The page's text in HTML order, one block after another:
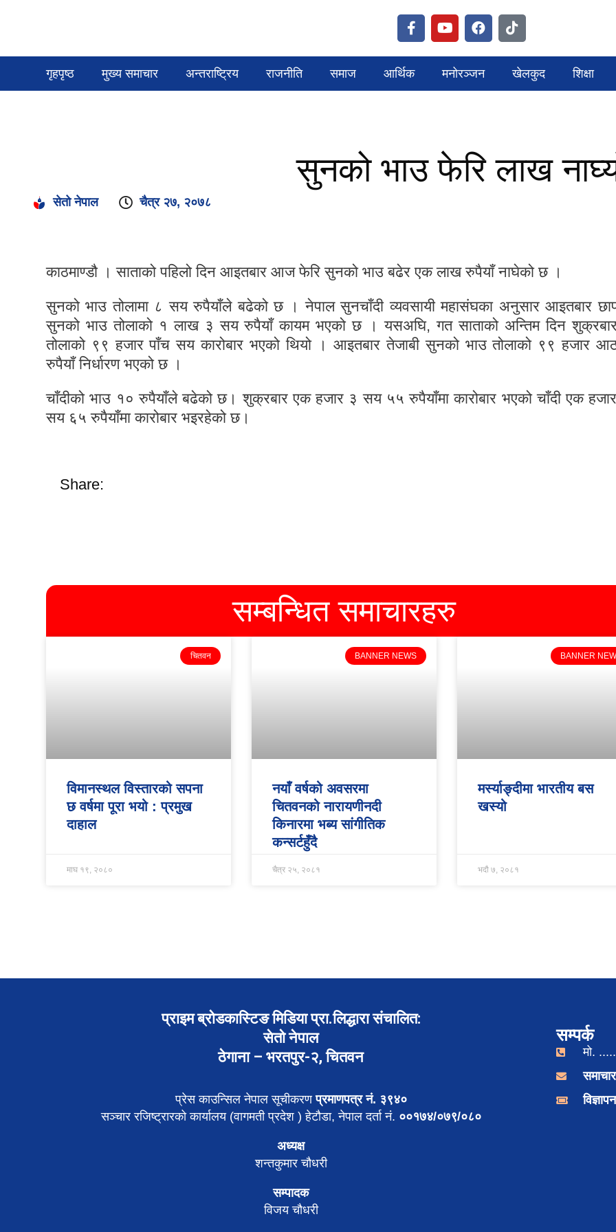
गृहपृष्ठ मुख्य समाचार अन्तराष्ट्रिय राजनीति समाज आर्थिक मनोरञ्जन खेलकुद शिक्षा
सुनको भाउ फेरि लाख
सेतो नेपाल चैत्र २७, २०७८
काठमाण्डौ । साताको पहिलो दिन आइतबार आज फेरि सुनको भाउ बढेर एक लाख रुपैयाँ नाघेको छ ।
सुनको भाउ तोलामा ८ सय रुपैयाँले बढेको छ । नेपाल सुनचाँदी व्यवसायी महासंघका अनुसार आइतबार
सुनको भाउ तोलाको १ लाख ३ सय रुपैयाँ कायम भएको छ । यसअघि, गत साताको अन्तिम दिन
तोलाको ९९ हजार पाँच सय कारोबार भएको थियो । आइतबार तेजाबी सुनको भाउ तोलाको ९९ हजार
रुपैयाँ निर्धारण भएको छ ।
चाँदीको भाउ १० रुपैयाँले बढेको छ। शुक्रबार एक हजार ३ सय ५५ रुपैयाँमा कारोबार भएको चाँदी एक
सय ६५ रुपैयाँमा कारोबार भइरहेको छ।
Share:
सम्बन्धित समाचारहरु
चितवन
विमानस्थल विस्तारको सपना
छ वर्षमा पूरा भयो : प्रमुख
दाहाल
माघ १९, २०८०
BANNER NEWS
नयाँ वर्षको अवसरमा
चितवनको नारायणीनदी
किनारमा भब्य सांगीतिक
कन्सर्टहुँदै
चैत्र २५, २०८१
BANNER
मर्स्याङ्दीमा भारतीय बस
खस्यो
भदौ ७, २०८१
प्राइम ब्रोडकास्टिङ मिडिया प्रा.लिद्धारा संचालित:
सेतो नेपाल
ठेगाना – भरतपुर-२, चितवन
प्रेस काउन्सिल नेपाल सूचीकरणप्रमाणपत्र नं. ३९४०
सञ्चार रजिष्ट्रारको कार्यालय (वागमती प्रदेश ) हेटौडा, नेपाल दर्ता नं. ००१७४/०७९/०८०
अध्यक्ष
शन्तकुमार चौधरी
सम्पादक
विजय चौधरी
सम्पर्क
मो.